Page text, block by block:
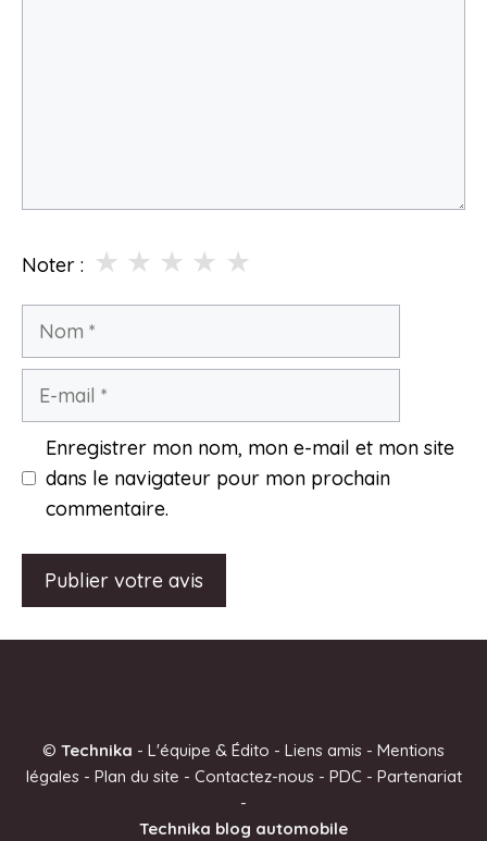
Noter : ★
★
★
★
★
Nom
Enregistrer mon nom, mon e-mail et mon site
dans le navigateur pour mon prochain
commentaire.
n
© Technika - L'équipe & Édito - Liens amis - Mentions
légales- Plan du site - Contactez-nous- PDC - Partenariat
-
Technika blog automobile